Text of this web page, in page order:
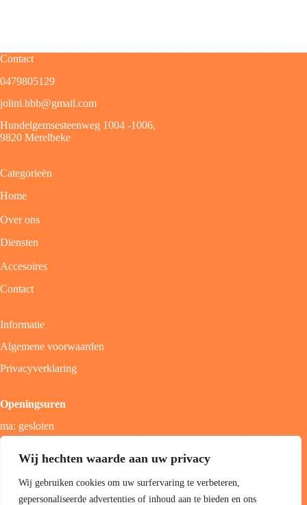
Wij hechten waarde aan uw privacy
Wij gebruiken cookies om uw surfervaring te verbeteren,
gepersonaliseerde advertenties of inhoud aan te bieden en ons
Contact
0479805129
jolini.hbb@gmail.com
Hundelgemsesteenweg 1004 -1006,
9820 Merelbeke
Categorieën
Home
Over ons
Diensten
Accesoires
Contact
Informatie
Algemene voorwaarden
Privacyverklaring
Openingsuren
ma: gesloten
zon; gesloten